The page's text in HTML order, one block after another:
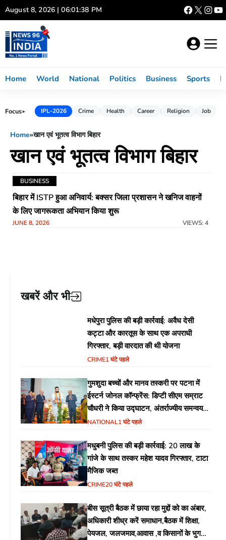
Skip
to
content
August 8, 2026 | 06:01:38 PM
Home World National Politics Business Sports
Focus► IPL-2026 Crime Health Career Religion Job
Home»खान एवं भूतत्व विभाग बिहार
खान एवं भूतत्व विभाग बिहार
BUSINESS
बिहार में ISTP हुआ अनिवार्य: बक्सर जिला प्रशासन ने खनिज वाहनों
के लिए जागरूकता अभियान किया शुरू
JUNE 8, 2026 VIEWS: 4
खबरें और भी
मधेपुरा पुलिस की बड़ी कार्रवाई: अवैध देसी
कट्टा और कारतूस के साथ एक अपराधी
गिरफ्तार, बड़ी वारदात की थी योजना
CRIME1 घंटे पहले
गुमशुदा बच्चों और मानव तस्करी पर पटना में
ईस्टर्न जोनल कॉन्फ्रेंस: डिप्टी सीएम सम्राट
चौधरी ने किया उद्घाटन, अंतर्राज्यीय समन्वय
पर जोर
NATIONAL1 घंटे पहले
मधुबनी पुलिस की बड़ी कार्रवाई: 20 लाख के
गांजे के साथ तस्कर महेश यादव गिरफ्तार, टाटा
मैजिक जब्त
CRIME20 घंटे पहले
बीस सूत्री बैठक में छाया रहा मुद्दों को का अंबार,
अधिकारी शीध्र करें समाधान,बैठक में शिक्षा,
पेयजल, जलजमाव,आवास ,व किसानों के भुगतान